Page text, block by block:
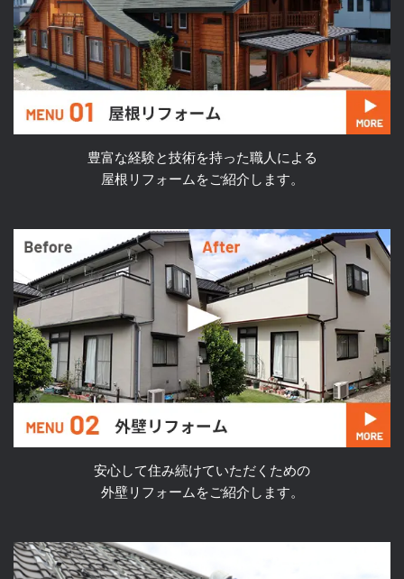
豊富な経験と技術を持った職人による
屋根リフォームをご紹介します。
安心して住み続けていただくための
外壁リフォームをご紹介します。